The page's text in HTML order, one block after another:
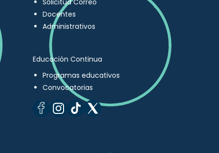
Solicitud Correo
Docentes
Administrativos
Educación Continua
Programas educativos
Convocatorias